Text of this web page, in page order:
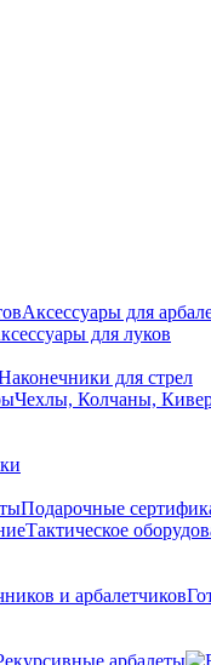
Аксессуары для
для луков
для стрел
Чехлы, Колчаны,
Подарочные
Тактическое
арбалеты